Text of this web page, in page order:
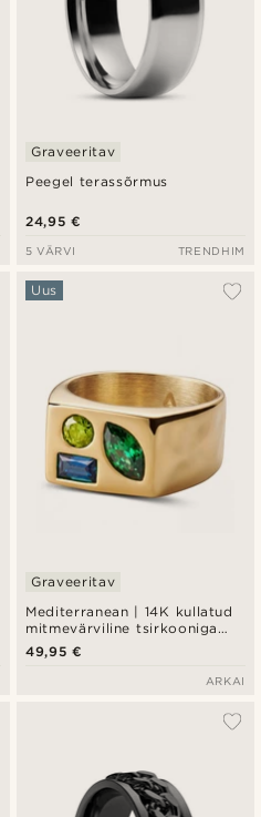
Peegel terassõrmus
Graveeritav
24,95 €
5 VÄRVI TRENDHIM
Mediterranean | 14K kullatud
mitmevärviline tsirkooniga
sõrmus
Uus
Graveeritav
49,95 €
ARKAI